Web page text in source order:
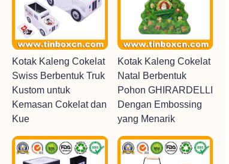
Kotak Kaleng Cokelat
Swiss Berbentuk Truk
Kustom untuk
Kemasan Cokelat dan
Kue
Kotak Kaleng Cokelat
Natal Berbentuk
Pohon GHIRARDELLI
Dengan Embossing
yang Menarik